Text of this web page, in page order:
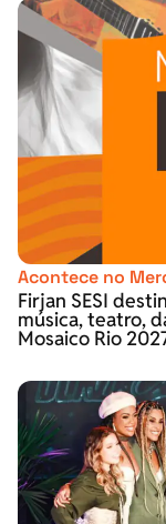
Acontece no
Firjan SESI
música, teatro,
Mosaico Rio